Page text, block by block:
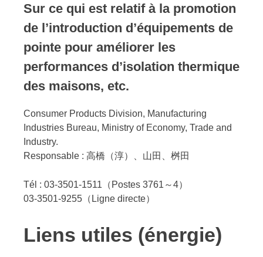
Sur ce qui est relatif à la promotion
de l’introduction d’équipements de
pointe pour améliorer les
performances d’isolation thermique
des maisons, etc.
Consumer Products Division, Manufacturing
Industries Bureau, Ministry of Economy, Trade and
Industry.
Responsable : 高橋（淳）、山田、桝田
Tél : 03-3501-1511（Postes 3761～4）
03-3501-9255（Ligne directe）
Liens utiles (énergie)